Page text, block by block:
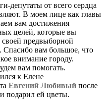
депутаты от всего сердца
В моем лице как главы
вам достижения
целей, которые вы
своей предвыборной
Спасибо вам большое, что
внимание городу.
вам помогать.
к Елене
Евгений Любивый после
подарил ей цветы.